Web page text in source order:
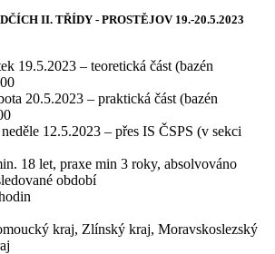
II. TŘÍDY - PROSTĚJOV 19.-20.5.2023
19.5.2023 – teoretická část (bazén
– praktická část (bazén
12.5.2023 – přes IS ČSPS (v sekci
18 let, praxe min 3 roky, absolvováno
období
kraj, Zlínský kraj, Moravskoslezský